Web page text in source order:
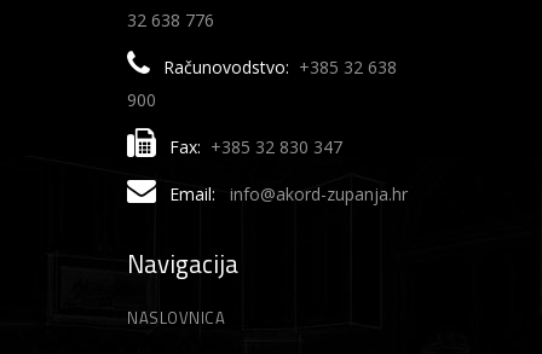
32 638 776
Računovodstvo: +385 32 638
900
Fax: +385 32 830 347
Email: info@akord-zupanja.hr
Navigacija
NASLOVNICA